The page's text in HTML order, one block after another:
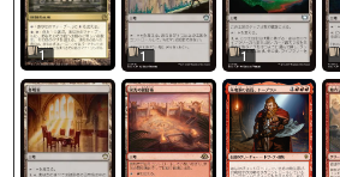
1 1 1